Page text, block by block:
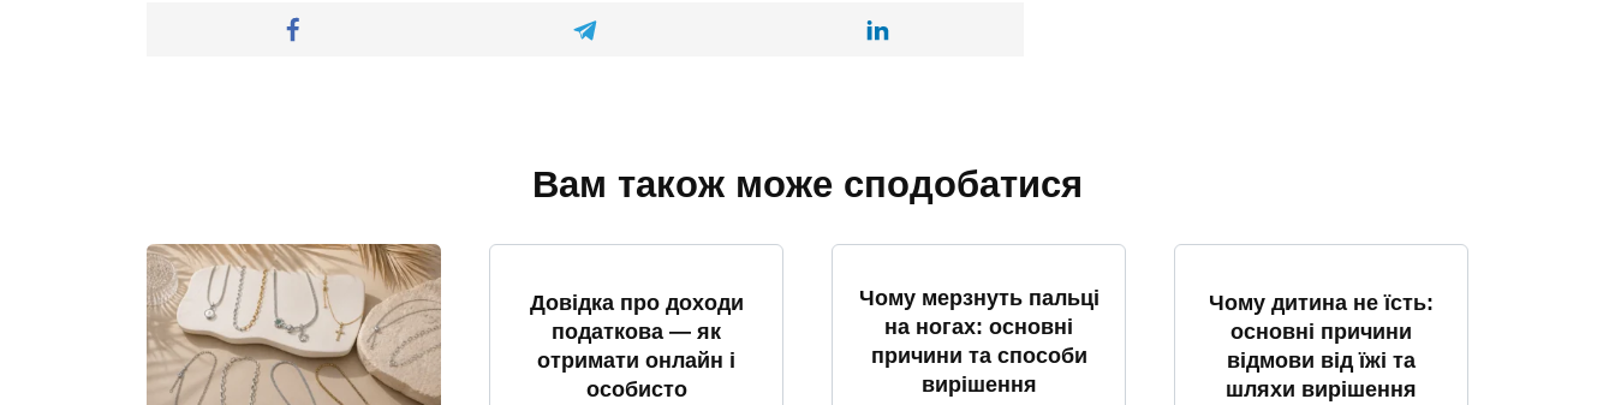
Вам також може сподобатися
Довідка про доходи
податкова — як
отримати онлайн і
особисто
Чому мерзнуть пальці
на ногах: основні
причини та способи
вирішення
Чому дитина не їсть:
основні причини
відмови від їжі та
шляхи вирішення